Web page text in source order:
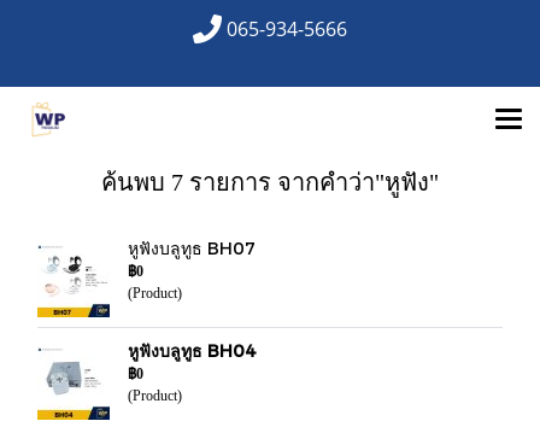
065-934-5666
ค้นพบ 7 รายการ จากคำว่า"หูฟัง"
หูฟังบลูทูธ BH07
฿0
(Product)
หูฟังบลูทูธ BH04
฿0
(Product)